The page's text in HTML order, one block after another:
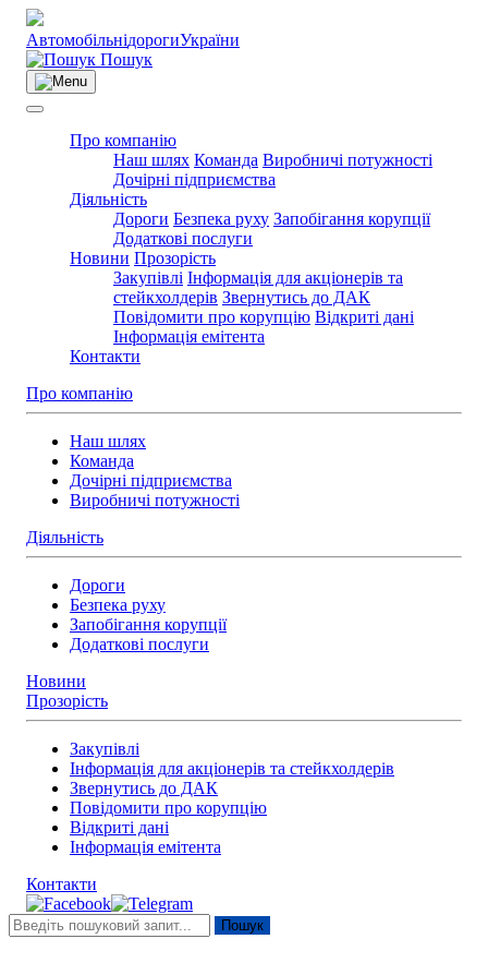
АвтомобільнідорогиУкраїни
Пошук
Про компанію
Наш шлях Команда Виробничі потужності
Дочірні підприємства
Діяльність
Дороги Безпека руху Запобігання корупції
Додаткові послуги
Новини Прозорість
Закупівлі Інформація для акціонерів та
стейкхолдерів Звернутись до ДАК
Повідомити про корупцію Відкриті дані
Інформація емітента
Контакти
Про компанію
Наш шлях
Команда
Дочірні підприємства
Виробничі потужності
Діяльність
Дороги
Безпека руху
Запобігання корупції
Додаткові послуги
Новини
Прозорість
Закупівлі
Інформація для акціонерів та стейкхолдерів
Звернутись до ДАК
Повідомити про корупцію
Відкриті дані
Інформація емітента
Контакти
Пошук